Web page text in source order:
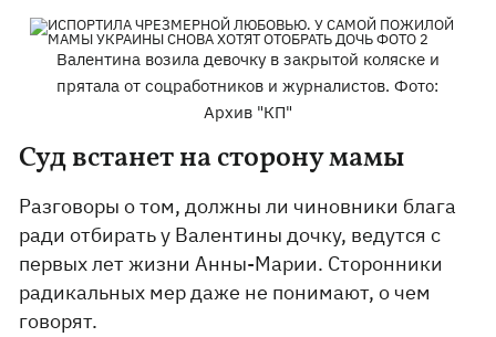
Валентина возила девочку в закрытой коляске и
прятала от соцработников и журналистов. Фото:
Архив "КП"
Суд встанет на сторону мамы
Разговоры о том, должны ли чиновники блага
ради отбирать у Валентины дочку, ведутся с
первых лет жизни Анны-Марии. Сторонники
радикальных мер даже не понимают, о чем
говорят.